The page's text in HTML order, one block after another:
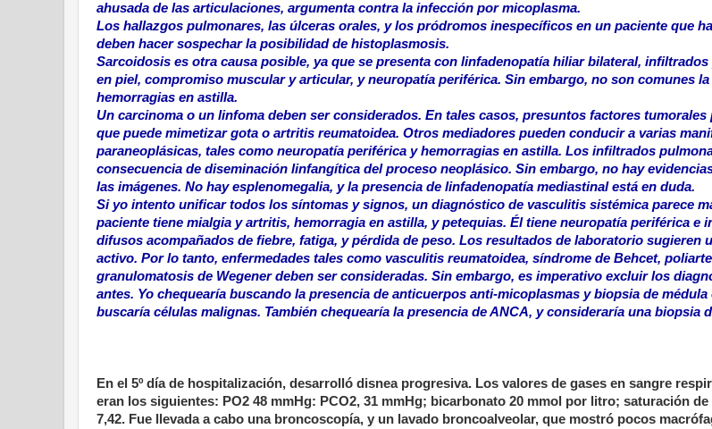
ahusada de las articulaciones, argumenta contra la infección por micoplasma.
Los hallazgos pulmonares, las úlceras orales, y los pródromos inespecíficos en un paciente que
deben hacer sospechar la posibilidad de histoplasmosis.
Sarcoidosis es otra causa posible, ya que se presenta con linfadenopatía hiliar bilateral,
en piel, compromiso muscular y articular, y neuropatía periférica. Sin embargo, no son comunes
hemorragias en astilla.
Un carcinoma o un linfoma deben ser considerados. En tales casos, presuntos factores
que puede mimetizar gota o artritis reumatoidea. Otros mediadores pueden conducir a varias
paraneoplásicas, tales como neuropatía periférica y hemorragias en astilla. Los infiltrados
consecuencia de diseminación linfangítica del proceso neoplásico. Sin embargo, no hay
las imágenes. No hay esplenomegalia, y la presencia de linfadenopatía mediastinal está en duda.
Si yo intento unificar todos los síntomas y signos, un diagnóstico de vasculitis sistémica parece
paciente tiene mialgia y artritis, hemorragia en astilla, y petequias. Él tiene neuropatía periférica e
difusos acompañados de fiebre, fatiga, y pérdida de peso. Los resultados de laboratorio sugieren
activo. Por lo tanto, enfermedades tales como vasculitis reumatoidea, síndrome de Behcet,
granulomatosis de Wegener deben ser consideradas. Sin embargo, es imperativo excluir los
antes. Yo chequearía buscando la presencia de anticuerpos anti-micoplasmas y biopsia de
buscaría células malignas. También chequearía la presencia de ANCA, y consideraría una biopsia
En el 5º día de hospitalización, desarrolló disnea progresiva. Los valores de gases en sangre
eran los siguientes: PO2 48 mmHg: PCO2, 31 mmHg; bicarbonato 20 mmol por litro; saturación de
7,42. Fue llevada a cabo una broncoscopía, y un lavado broncoalveolar, que mostró pocos